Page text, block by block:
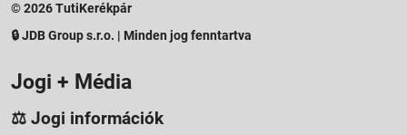
© 2026 TutiKerékpár
🔒 JDB Group s.r.o. | Minden jog fenntartva
Jogi + Média
⚖️ Jogi információk